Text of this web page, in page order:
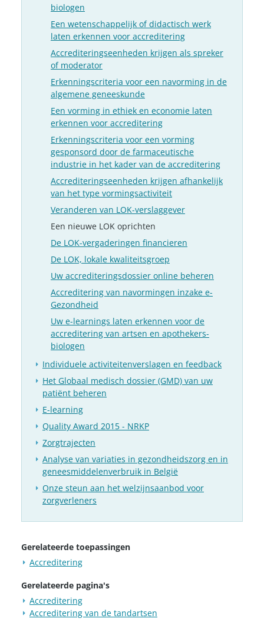
biologen
Een wetenschappelijk of didactisch werk
laten erkennen voor accreditering
Accrediteringseenheden krijgen als spreker
of moderator
Erkenningscriteria voor een navorming in de
algemene geneeskunde
Een vorming in ethiek en economie laten
erkennen voor accreditering
Erkenningscriteria voor een vorming
gesponsord door de farmaceutische
industrie in het kader van de accreditering
Accrediteringseenheden krijgen afhankelijk
van het type vormingsactiviteit
Veranderen van LOK-verslaggever
Een nieuwe LOK oprichten
De LOK-vergaderingen financieren
De LOK, lokale kwaliteitsgroep
Uw accrediteringsdossier online beheren
Accreditering van navormingen inzake e-
Gezondheid
Uw e-learnings laten erkennen voor de
accreditering van artsen en apothekers-
biologen
Individuele activiteitenverslagen en feedback
Het Globaal medisch dossier (GMD) van uw
patiënt beheren
E-learning
Quality Award 2015 - NRKP
Zorgtrajecten
Analyse van variaties in gezondheidszorg en in
geneesmiddelenverbruik in België
Onze steun aan het welzijnsaanbod voor
zorgverleners
Gerelateerde toepassingen
Accreditering
Gerelateerde pagina's
Accreditering
Accreditering van de tandartsen